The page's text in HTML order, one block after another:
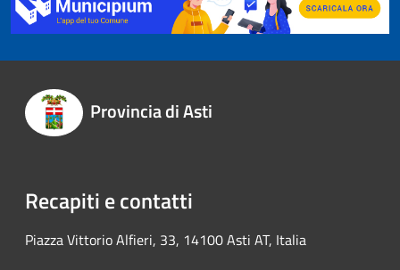
Provincia di Asti
Recapiti e contatti
Piazza Vittorio Alfieri, 33, 14100 Asti AT, Italia